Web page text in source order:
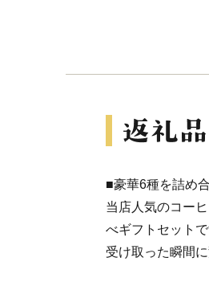
■豪華6種を詰め
当店人気のコー
べギフトセット
受け取った瞬間